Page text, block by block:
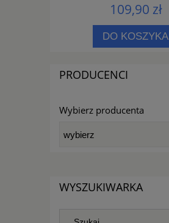
109,90 zł
DO KOSZYKA
PRODUCENCI
Wybierz producenta
WYSZUKIWARKA